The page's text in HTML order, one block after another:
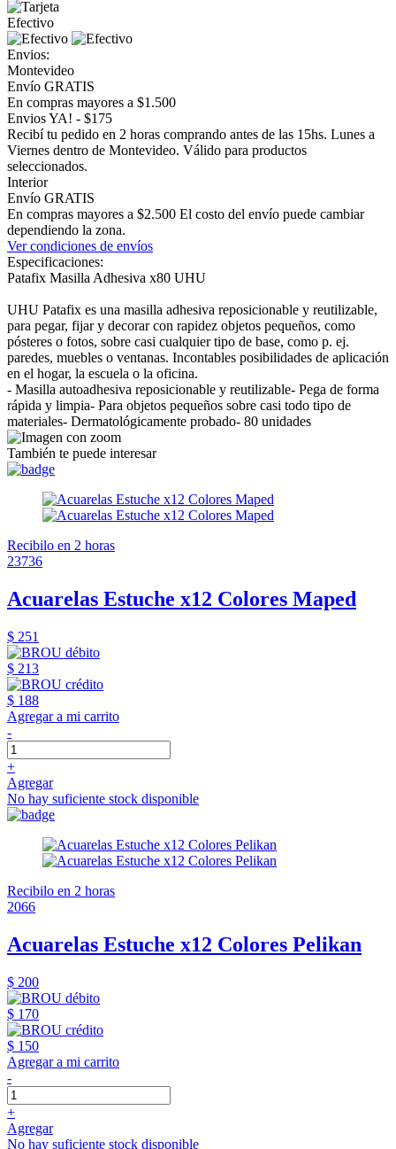
Efectivo
Envios:
Montevideo
Envío GRATIS
En compras mayores a $1.500
Envios YA! - $175
Recibí tu pedido en 2 horas comprando antes de las 15hs. Lunes a
Viernes dentro de Montevideo. Válido para productos
seleccionados.
Interior
Envío GRATIS
En compras mayores a $2.500 El costo del envío puede cambiar
dependiendo la zona.
Ver condiciones de envíos
Especificaciones:
Patafix Masilla Adhesiva x80 UHU
UHU Patafix es una masilla adhesiva reposicionable y reutilizable,
para pegar, fijar y decorar con rapidez objetos pequeños, como
pósteres o fotos, sobre casi cualquier tipo de base, como p. ej.
paredes, muebles o ventanas. Incontables posibilidades de aplicación
en el hogar, la escuela o la oficina.
- Masilla autoadhesiva reposicionable y reutilizable- Pega de forma
rápida y limpia- Para objetos pequeños sobre casi todo tipo de
materiales- Dermatológicamente probado- 80 unidades
También te puede interesar
Recibilo en 2 horas
23736
Acuarelas Estuche x12 Colores Maped
$ 251
$ 213
$ 188
Agregar a mi carrito
-
+
Agregar
No hay suficiente stock disponible
Recibilo en 2 horas
2066
Acuarelas Estuche x12 Colores Pelikan
$ 200
$ 170
$ 150
Agregar a mi carrito
-
+
Agregar
No hay suficiente stock disponible